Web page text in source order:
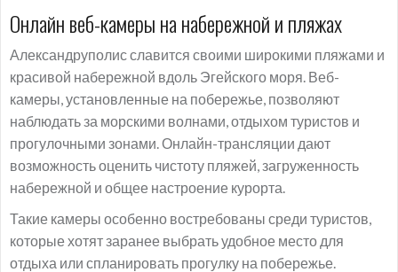
Онлайн веб-камеры на набережной и пляжах
Александруполис славится своими широкими пляжами и
красивой набережной вдоль Эгейского моря. Веб-
камеры, установленные на побережье, позволяют
наблюдать за морскими волнами, отдыхом туристов и
прогулочными зонами. Онлайн-трансляции дают
возможность оценить чистоту пляжей, загруженность
набережной и общее настроение курорта.
Такие камеры особенно востребованы среди туристов,
которые хотят заранее выбрать удобное место для
отдыха или спланировать прогулку на побережье.